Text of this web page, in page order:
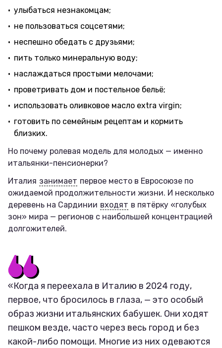
улыбаться незнакомцам;
не пользоваться соцсетями;
неспешно обедать с друзьями;
пить только минеральную воду;
наслаждаться простыми мелочами;
проветривать дом и постельное бельё;
использовать оливковое масло extra virgin;
готовить по семейным рецептам и кормить
близких.
Но почему ролевая модель для молодых — именно
итальянки-пенсионерки?
Италия занимает первое место в Евросоюзе по
ожидаемой продолжительности жизни. И несколько
деревень на Сардинии входят в пятёрку «голубых
зон» мира — регионов с наибольшей концентрацией
долгожителей.
«Когда я переехала в Италию в 2024 году,
первое, что бросилось в глаза, — это особый
образ жизни итальянских бабушек. Они ходят
пешком везде, часто через весь город и без
какой-либо помощи. Многие из них одеваются